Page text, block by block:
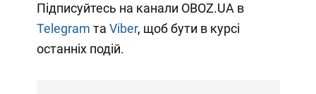
Підписуйтесь на канали OBOZ.UA в
Telegram та Viber, щоб бути в курсі
останніх подій.